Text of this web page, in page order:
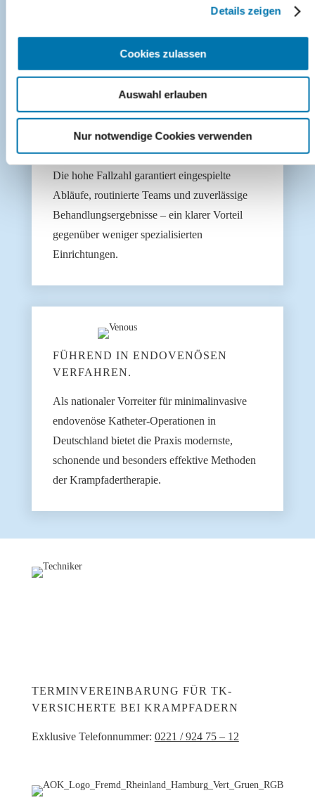
Details zeigen
Cookies zulassen
Auswahl erlauben
Nur notwendige Cookies verwenden
höchste Behandlungsqualität, Sicherheit und
MEHR ALS 3.600 BEHANDLUNGEN
Die hohe Fallzahl garantiert eingespielte
Abläufe, routinierte Teams und zuverlässige
Behandlungsergebnisse – ein klarer Vorteil
gegenüber weniger spezialisierten
Einrichtungen.
FÜHREND IN ENDOVENÖSEN
VERFAHREN.
Als nationaler Vorreiter für minimalinvasive
endovenöse Katheter-Operationen in
Deutschland bietet die Praxis modernste,
schonende und besonders effektive Methoden
der Krampfadertherapie.
TERMINVEREINBARUNG FÜR TK-
VERSICHERTE BEI KRAMPFADERN
Exklusive Telefonnummer: 0221 / 924 75 – 12